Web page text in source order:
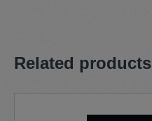
Related products